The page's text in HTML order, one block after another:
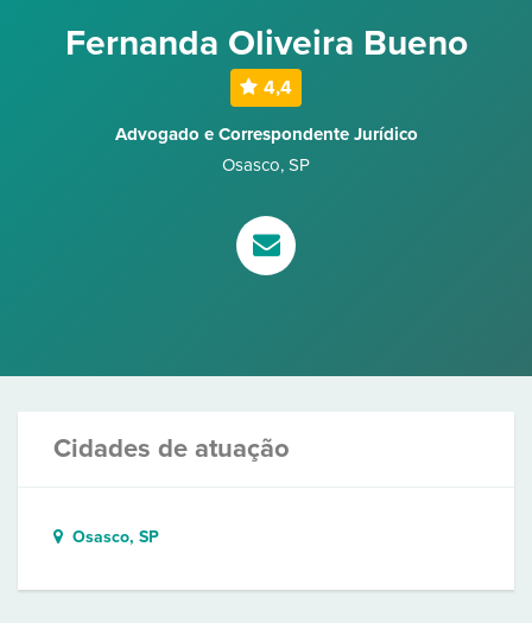
Fernanda Oliveira Bueno
4,4
Advogado e Correspondente Jurídico
Osasco, SP
Cidades de atuação
Osasco, SP